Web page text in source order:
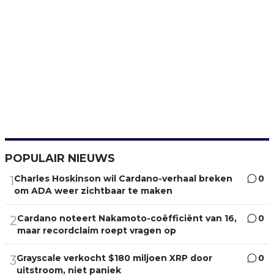
POPULAIR NIEUWS
1Charles Hoskinson wil Cardano-verhaal breken
om ADA weer zichtbaar te maken
0
2Cardano noteert Nakamoto-coëfficiënt van 16,
maar recordclaim roept vragen op
0
3Grayscale verkocht $180 miljoen XRP door
uitstroom, niet paniek
0